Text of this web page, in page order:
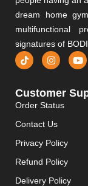
dream home
multifunctional
signatures of
Customer
Order Status
Contact Us
Privacy Policy
Refund Policy
Delivery Policy